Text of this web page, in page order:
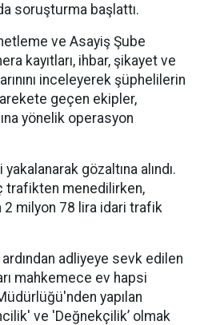
soruşturma başlattı.
ve Asayiş Şube
kayıtları, ihbar, şikayet ve
inceleyerek şüphelilerin
geçen ekipler,
yönelik operasyon
gözaltına alındı.
trafikten menedilirken,
milyon 78 lira idari trafik
adliyeye sevk edilen
mahkemece ev hapsi
yapılan
ve 'Değnekçilik’ olmak